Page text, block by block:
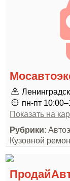
пн-пт
Показать на
Рубрики:
Кузовной